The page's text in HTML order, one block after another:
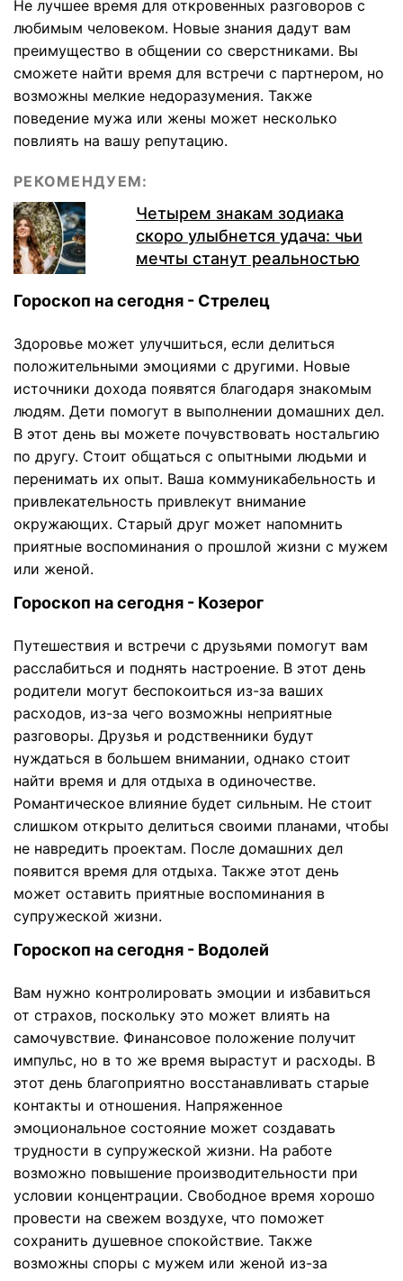
Не лучшее время для откровенных разговоров с
любимым человеком. Новые знания дадут вам
преимущество в общении со сверстниками. Вы
сможете найти время для встречи с партнером, но
возможны мелкие недоразумения. Также
поведение мужа или жены может несколько
повлиять на вашу репутацию.
РЕКОМЕНДУЕМ:
Четырем знакам зодиака
скоро улыбнется удача: чьи
мечты станут реальностью
Гороскоп на сегодня - Стрелец
Здоровье может улучшиться, если делиться
положительными эмоциями с другими. Новые
источники дохода появятся благодаря знакомым
людям. Дети помогут в выполнении домашних дел.
В этот день вы можете почувствовать ностальгию
по другу. Стоит общаться с опытными людьми и
перенимать их опыт. Ваша коммуникабельность и
привлекательность привлекут внимание
окружающих. Старый друг может напомнить
приятные воспоминания о прошлой жизни с мужем
или женой.
Гороскоп на сегодня - Козерог
Путешествия и встречи с друзьями помогут вам
расслабиться и поднять настроение. В этот день
родители могут беспокоиться из-за ваших
расходов, из-за чего возможны неприятные
разговоры. Друзья и родственники будут
нуждаться в большем внимании, однако стоит
найти время и для отдыха в одиночестве.
Романтическое влияние будет сильным. Не стоит
слишком открыто делиться своими планами, чтобы
не навредить проектам. После домашних дел
появится время для отдыха. Также этот день
может оставить приятные воспоминания в
супружеской жизни.
Гороскоп на сегодня - Водолей
Вам нужно контролировать эмоции и избавиться
от страхов, поскольку это может влиять на
самочувствие. Финансовое положение получит
импульс, но в то же время вырастут и расходы. В
этот день благоприятно восстанавливать старые
контакты и отношения. Напряженное
эмоциональное состояние может создавать
трудности в супружеской жизни. На работе
возможно повышение производительности при
условии концентрации. Свободное время хорошо
провести на свежем воздухе, что поможет
сохранить душевное спокойствие. Также
возможны споры с мужем или женой из-за